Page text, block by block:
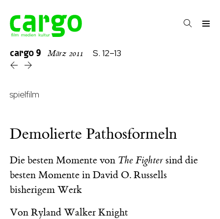
cargo 9 März 2011 S. 12–13
spielfilm
Demolierte Pathosformeln
Die besten Momente von The Fighter sind die
besten Momente in David O. Russells
bisherigem Werk
Von Ryland Walker Knight